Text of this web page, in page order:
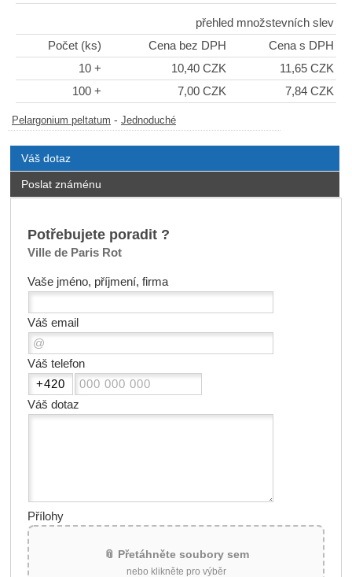
přehled množstevních slev
Počet (ks)
Cena bez DPH
Cena s DPH
10 +
10,40 CZK
11,65 CZK
100 +
7,00 CZK 7,84 CZK
Pelargonium peltatum - Jednoduché
Váš dotaz
Poslat známénu
Potřebujete poradit ?
Ville de Paris Rot
Vaše jméno, příjmení, firma
Váš email
Váš telefon
Váš dotaz
Přílohy
📎 Přetáhněte soubory sem
nebo klikněte pro výběr